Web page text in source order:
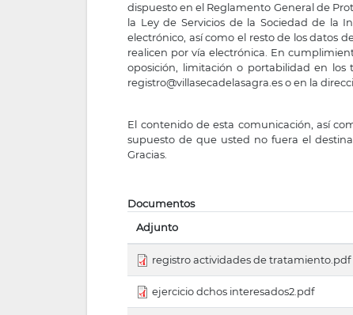
navegación
dispuesto en el Reglamento General de
la Ley de Servicios de la Sociedad de la
electrónico, así como el resto de los datos
realicen por vía electrónica. En
oposición, limitación o portabilidad en
registro@villasecadelasagra.eso en la
El contenido de esta comunicación, así
supuesto de que usted no fuera el
Gracias.
Documentos
Adjunto
registro actividades de tratamiento.pdf
ejercicio dchos interesados2.pdf